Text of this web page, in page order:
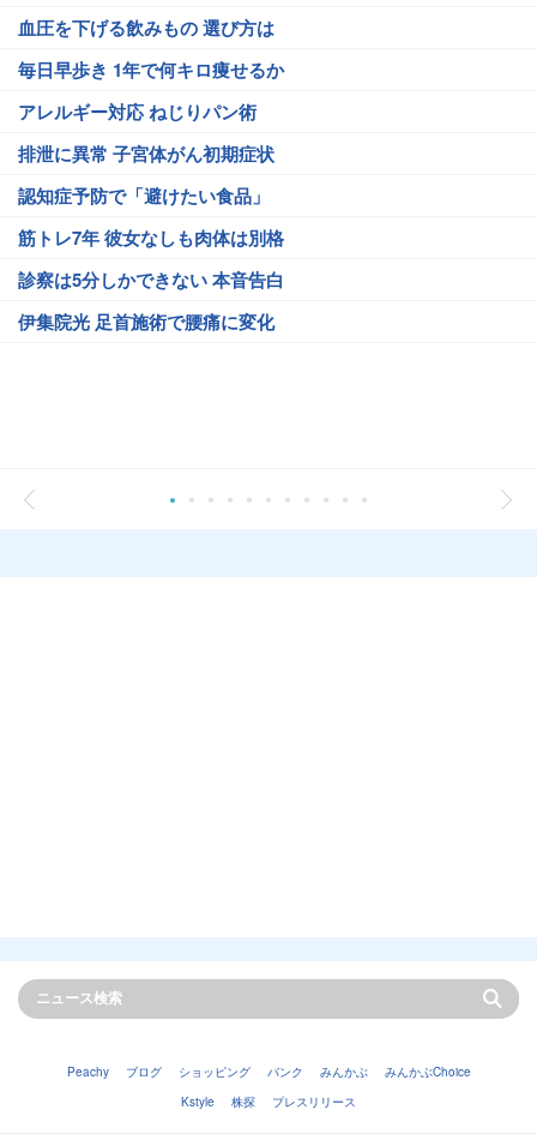
血圧を下げる飲みもの 選び方は
毎日早歩き 1年で何キロ痩せるか
アレルギー対応 ねじりパン術
排泄に異常 子宮体がん初期症状
認知症予防で「避けたい食品」
筋トレ7年 彼女なしも肉体は別格
診察は5分しかできない 本音告白
伊集院光 足首施術で腰痛に変化
Peachy ブログ ショッピング バンク みんかぶ
みんかぶChoice
Kstyle
株探 プレスリリース